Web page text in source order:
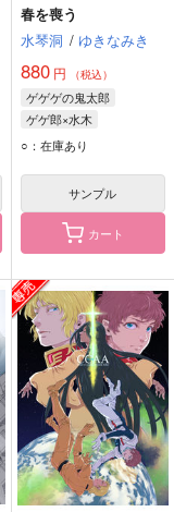
春を喪う
水琴洞 / ゆきなみき
880円 （税込）
ゲゲゲの鬼太郎
ゲゲ郎×水木
鬼太郎の父
○：在庫あり
サンプル
カート